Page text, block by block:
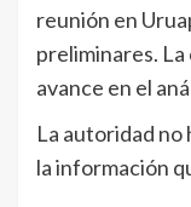
reunión en
preliminares.
avance en el
La autoridad no
la información